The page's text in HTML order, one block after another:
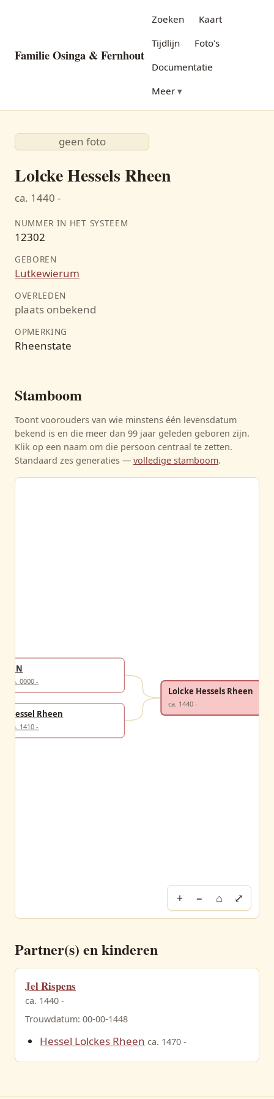
Familie Osinga & Fernhout
Zoeken
Kaart
Tijdlijn
Foto's
Documentatie
Meer
geen foto
Lolcke Hessels Rheen
ca. 1440 -
NUMMER IN HET SYSTEEM
12302
GEBOREN
Lutkewierum
OVERLEDEN
plaats onbekend
OPMERKING
Rheenstate
Stamboom
Toont voorouders van wie minstens één levensdatum
bekend is en die meer dan 99 jaar geleden geboren zijn.
Klik op een naam om die persoon centraal te zetten.
Standaard zes generaties — volledige stamboom.
NN
ca. 0000 -
Hessel Rheen
ca. 1410 -
Lolcke Hessels Rheen
ca. 1440 -
+ − ⌂ ⤢
Partner(s) en kinderen
Jel Rispens
ca. 1440 -
Trouwdatum: 00-00-1448
Hessel Lolckes Rheen ca. 1470 -